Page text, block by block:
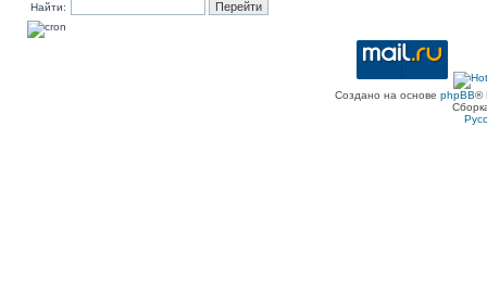
Найти:
Создано на основе phpBB®